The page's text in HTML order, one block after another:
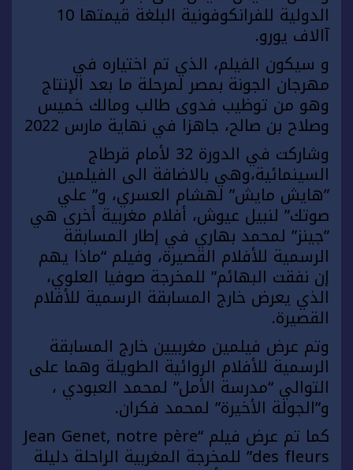
الدولية للفرانكوفونية البلغة قيمتها 10
آالاف يورو.
و سيكون الفيلم، الذي تم اختياره في
مهرجان الجونة بمصر لمرحلة ما بعد الإنتاج
وهو من توظيب فدوى طالب ومالك خميس
وصلاح بن صالح، جاهزا في نهاية مارس 2022
وشاركت في الدورة 32 لأمام قرطاج
السينمائية،وهي بالاضافة الى الفيلمين
”هايش مايش” لهشام العسري، و” علي
صوتك” لنبيل عيوش، أفلام مغربية أخرى هي
”جينز” لمحمد بهاري في إطار المسابقة
الرسمية للأفلام القصيرة، وفيلم “ماذا يهم
إن نفقت البهائم” للمخرجة صوفيا العلوي،
الذي يعرض خارج المسابقة الرسمية للأفلام
القصيرة.
وتم عرض فيلمين مغربيين خارج المسابقة
الرسمية للأفلام الروائية الطويلة وهما على
التوالي “مدرسة الأمل” لمحمد العبودي ،
و”الجولة الأخيرة” لمحمد فكران.
كما تم عرض فيلم “Jean Genet, notre père
des fleurs” للمخرجة المغربية الراحلة دليلة